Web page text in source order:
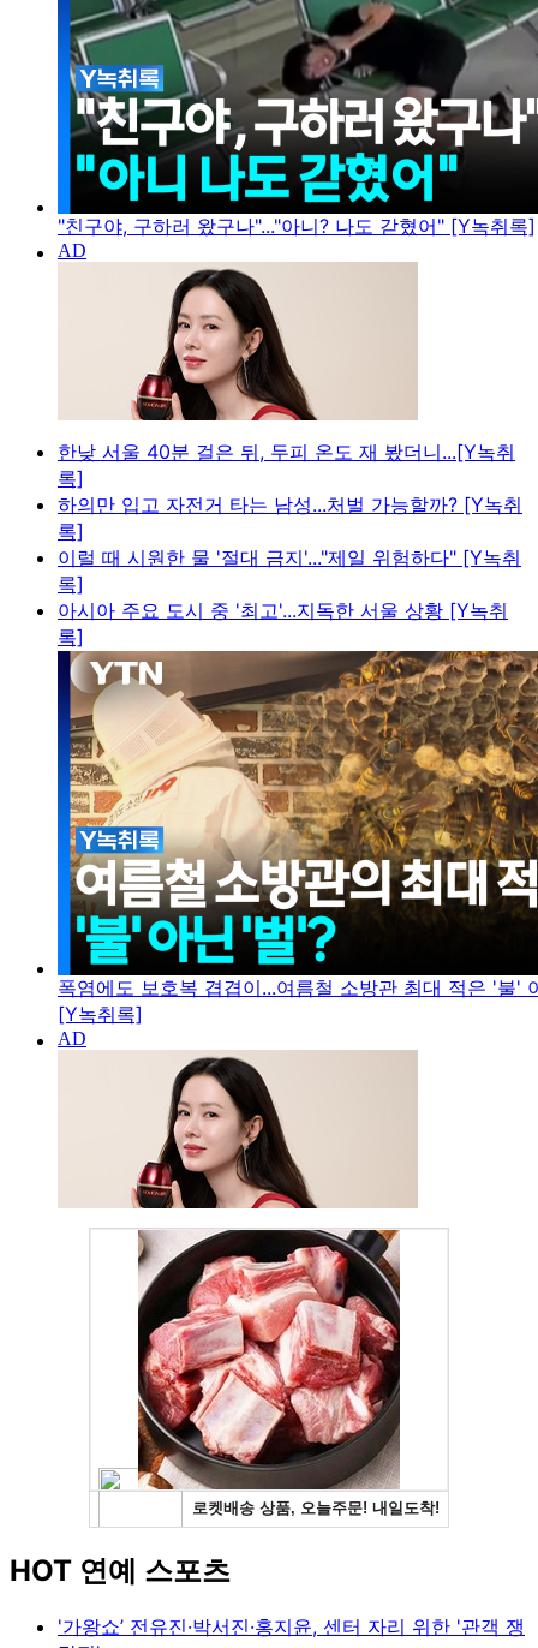
"친구야, 구하러 왔구나"..."아니? 나도 갇혔어" [Y녹취록]
한낮 서울 40분 걸은 뒤, 두피 온도 재 봤더니...[Y녹취
록]
하의만 입고 자전거 타는 남성...처벌 가능할까? [Y녹취
록]
이럴 때 시원한 물 '절대 금지'..."제일 위험하다" [Y녹취
록]
아시아 주요 도시 중 '최고'...지독한 서울 상황 [Y녹취
록]
폭염에도 보호복 겹겹이...여름철 소방관 최대 적은 '불'
[Y녹취록]
HOT 연예 스포츠
'가왕쇼’ 전유진·박서진·홍지윤, 센터 자리 위한 '관객 쟁